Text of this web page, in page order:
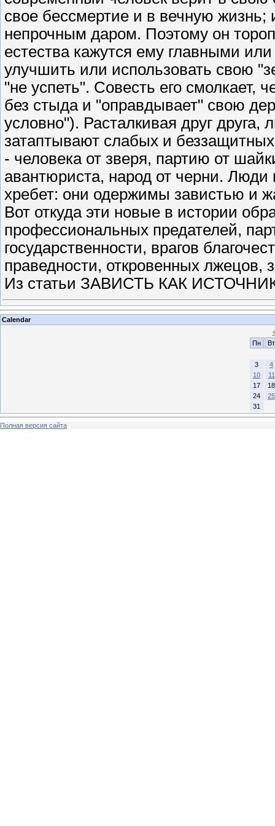
свое бессмертие и в вечную жизнь;
непрочным даром. Поэтому он
естества кажутся ему главными
улучшить или использовать свою
"не успеть". Совесть его смолкает,
без стыда и "оправдывает" свою
условно"). Расталкивая друг
затаптывают слабых и
- человека от зверя, партию от
авантюриста, народ от черни.
хребет: они одержимы завистью и
Вот откуда эти новые в истории
профессиональных предателей,
государственности, врагов
праведности, откровенных лжецов,
Из статьи ЗАВИСТЬ КАК
Calendar
Пн
Вт
3
4
10
11
17
18
24
25
31
Полная версия сайта